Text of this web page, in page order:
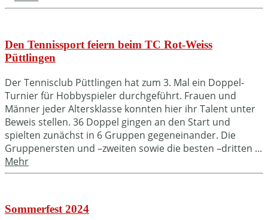
Den Tennissport feiern beim TC Rot-Weiss
Püttlingen
Der Tennisclub Püttlingen hat zum 3. Mal ein Doppel-
Turnier für Hobbyspieler durchgeführt. Frauen und
Männer jeder Altersklasse konnten hier ihr Talent unter
Beweis stellen. 36 Doppel gingen an den Start und
spielten zunächst in 6 Gruppen gegeneinander. Die
Gruppenersten und –zweiten sowie die besten –dritten ...
Mehr
Sommerfest 2024